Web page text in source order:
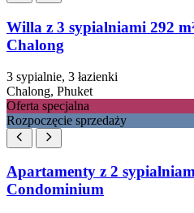
Willa z 3 sypialniami 292
Chalong
3 sypialnie, 3 łazienki
Chalong, Phuket
Oferta specjalna
Rozpoczęcie sprzedaży
Apartamenty z 2
Condominium